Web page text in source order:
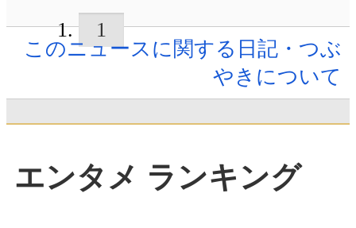
1
このニュースに関する日記・つぶ
やきについて
エンタメ ランキング